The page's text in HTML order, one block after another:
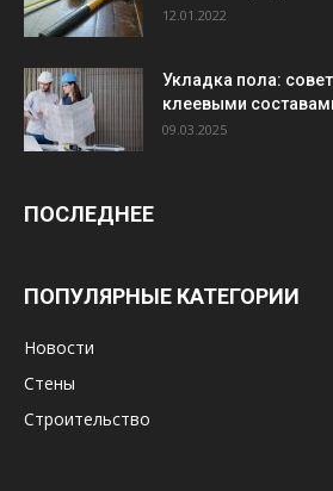
12.01.2022
Укладка пола:
клеевыми
09.03.2025
ПОСЛЕДНЕЕ
ПОПУЛЯРНЫЕ КАТЕГОРИИ
Новости
Стены
Строительство